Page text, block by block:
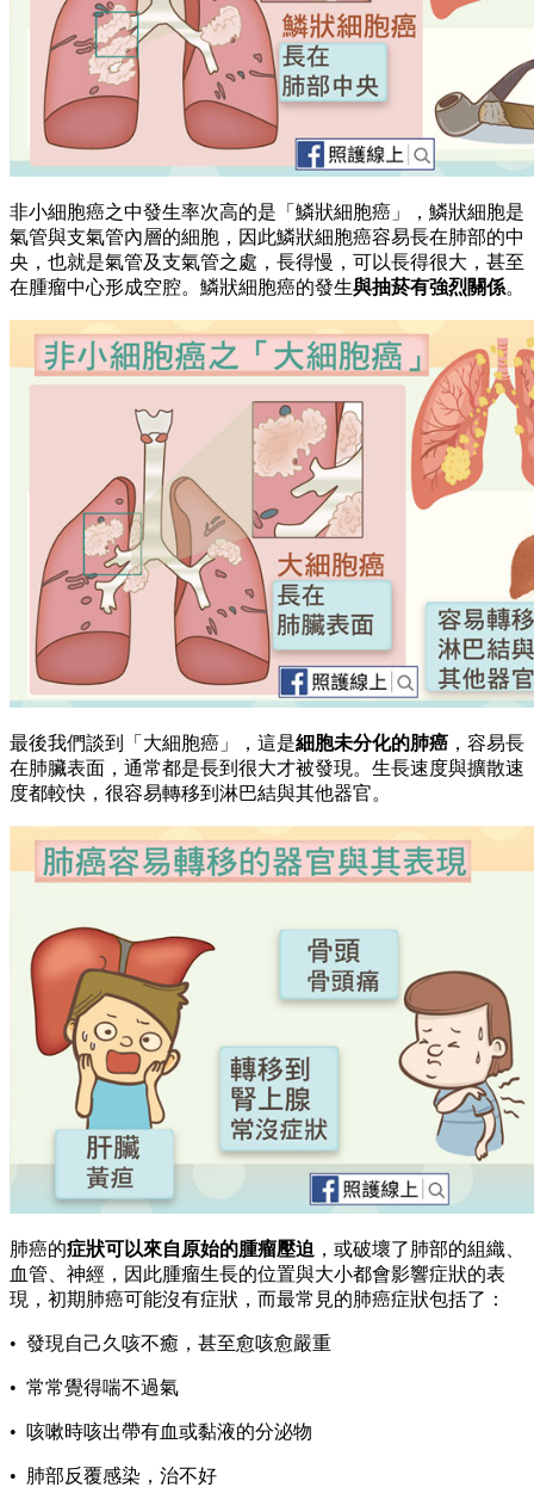
非小細胞癌之中發生率次高的是「鱗狀細胞癌」，鱗狀細胞是
氣管與支氣管內層的細胞，因此鱗狀細胞癌容易長在肺部的中
央，也就是氣管及支氣管之處，長得慢，可以長得很大，甚至
在腫瘤中心形成空腔。鱗狀細胞癌的發生與抽菸有強烈關係。
最後我們談到「大細胞癌」，這是細胞未分化的肺癌 ，容易長
在肺臟表面，通常都是長到很大才被發現。生長速度與擴散速
度都較快，很容易轉移到淋巴結與其他器官。
肺癌的症狀可以來自原始的腫瘤壓迫 ，或破壞了肺部的組織、
血管、神經，因此腫瘤生長的位置與大小都會影響症狀的表
現，初期肺癌可能沒有症狀，而最常見的肺癌症狀包括了：
• 發現自己久咳不癒，甚至愈咳愈嚴重
• 常常覺得喘不過氣
• 咳嗽時咳出帶有血或黏液的分泌物
• 肺部反覆感染，治不好